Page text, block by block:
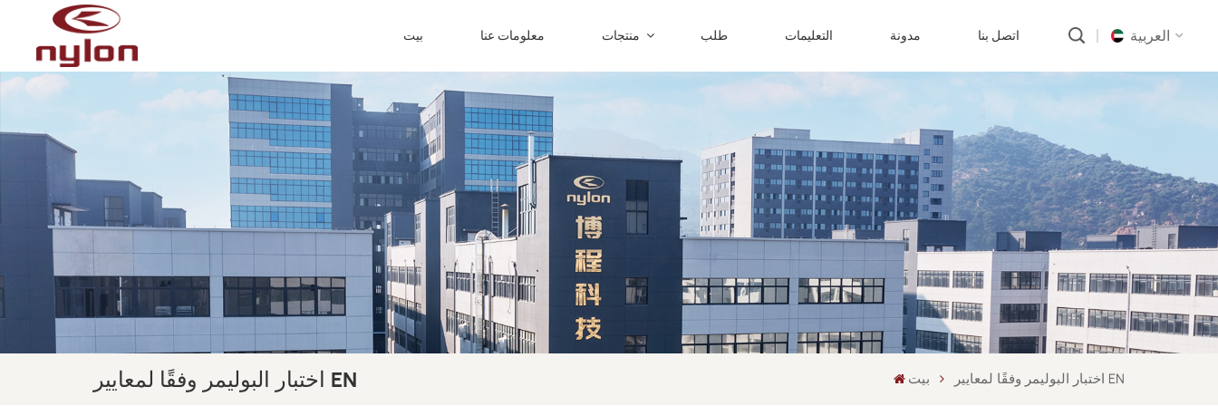
بيت معلومات عنا طلب التعليمات مدونة اتصل بنا العربية
русский
português
العربية
中文
اختبار البوليمر وفقًا لمعايير EN بيت اختبار البوليمر وفقًا لمعايير EN